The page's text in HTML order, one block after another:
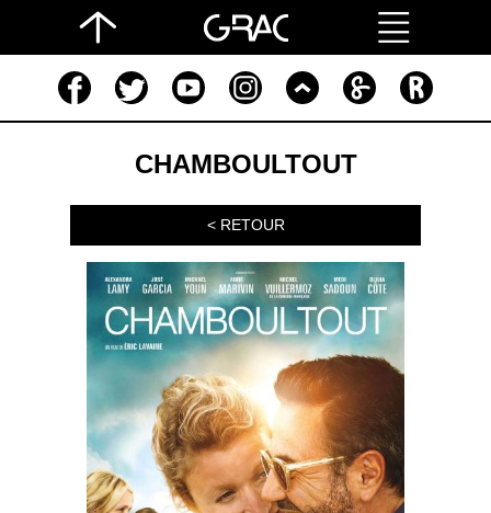
CHAMBOULTOUT
< RETOUR